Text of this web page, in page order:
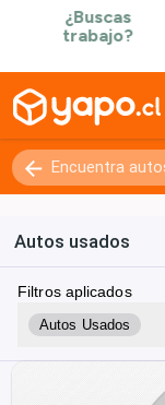
Autos usados
Filtros aplicados
Autos Usados